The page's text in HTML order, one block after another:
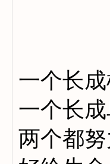
一个长
一个长
两个都